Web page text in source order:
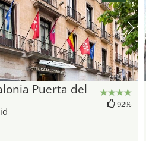
Puerta del
92%